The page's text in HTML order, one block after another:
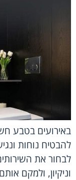
באירועים בטבע
להבטיח נוחות
לבחור את
וניקיון, ולמקם